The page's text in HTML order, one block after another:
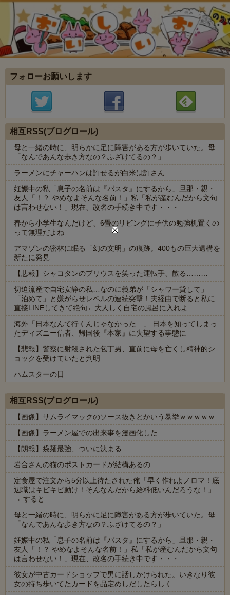
フォローお願いします
相互RSS(ブログロール)
母と一緒の時に、明らかに足に障害がある方が歩いていた。母
「なんであんな歩き方なの？ふざけてるの？」
ラーメンにチャーハンは許せるが白米は許さん
妊娠中の私「息子の名前は『パスタ』にするから」旦那・親・
友人「！？ やめなよそんな名前！」私「私が産むんだから文句
は言わせない！」現在、改名の手続き中です・・・
春から小学生なんだけど、6畳のリビングに子供の勉強机置くの
って無理だよね
アマゾンの密林に眠る「幻の文明」の痕跡。400もの巨大遺構を
新たに発見
【悲報】シャコタンのプリウスを笑った運転手、散る………
切迫流産で自宅安静の私…なのに義弟が「シャワー貸して」
「泊めて」と嫌がらせレベルの連続突撃！夫経由で断ると私に
直接LINEしてきて絶句←大人しく自宅の風呂に入れよ
海外「日本なんて行くんじゃなかった…」 日本を知ってしまっ
たディズニー信者、帰国後『本家』に失望する事態に
【悲報】警察に射殺された包丁男、直前に母を亡くし精神的シ
ョックを受けていたと判明
ハムスターの日
相互RSS(ブログロール)
【画像】サムライマックのソース抜きとかいう暴挙ｗｗｗｗｗ
【画像】ラーメン屋での出来事を漫画化した
【朗報】袋麺最強、ついに決まる
岩合さんの猫のポストカードが結構あるの
定食屋で注文から5分以上待たされた俺「早く作れよノロマ！底
辺職はキビキビ動け！そんなんだから給料低いんだろうな！」
→ すると…
母と一緒の時に、明らかに足に障害がある方が歩いていた。母
「なんであんな歩き方なの？ふざけてるの？」
妊娠中の私「息子の名前は『パスタ』にするから」旦那・親・
友人「！？ やめなよそんな名前！」私「私が産むんだから文句
は言わせない！」現在、改名の手続き中です・・・
彼女が中古カードショップで男に話しかけられた。いきなり彼
女の持ち歩いてたカードを品定めしだしたらしく…